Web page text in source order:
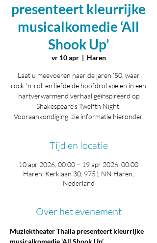
presenteert kleurrijke
musicalkomedie ‘All
Shook Up’
vr 10 apr
  |
Haren
Laat u meevoeren naar de jaren ’50, waar
rock-‘n-roll en liefde de hoofdrol spelen in een
hartverwarmend verhaal geïnspireerd op
Shakespeare’s Twelfth Night.
Vooraankondiging, zie informatie hieronder.
Tijd en locatie
10 apr 2026, 00:00 – 19 apr 2026, 00:00
Haren, Kerklaan 30, 9751 NN Haren,
Nederland
Over het evenement
Muziektheater Thalia presenteert kleurrijke
musicalkomedie ‘All Shook Up’